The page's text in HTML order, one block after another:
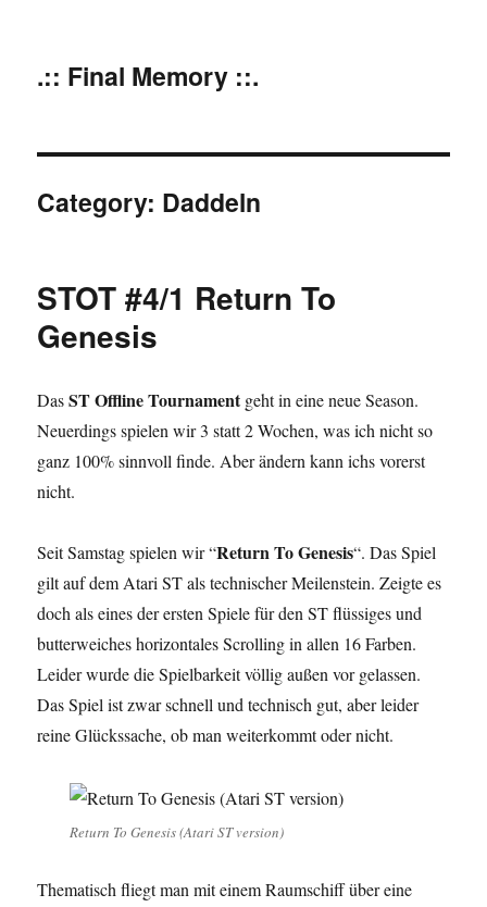
.:: Final Memory ::.
Category: Daddeln
STOT #4/1 Return To
Genesis
DasST Offline Tournamentgeht in eine neue Season.
Neuerdings spielen wir 3 statt 2 Wochen, was ich nicht so
ganz 100% sinnvoll finde. Aber ändern kann ichs vorerst
nicht.
Seit Samstag spielen wir “Return To Genesis“. Das Spiel
gilt auf dem Atari ST als technischer Meilenstein. Zeigte es
doch als eines der ersten Spiele für den ST flüssiges und
butterweiches horizontales Scrolling in allen 16 Farben.
Leider wurde die Spielbarkeit völlig außen vor gelassen.
Das Spiel ist zwar schnell und technisch gut, aber leider
reine Glückssache, ob man weiterkommt oder nicht.
Return To Genesis (Atari ST version)
Thematisch fliegt man mit einem Raumschiff über eine